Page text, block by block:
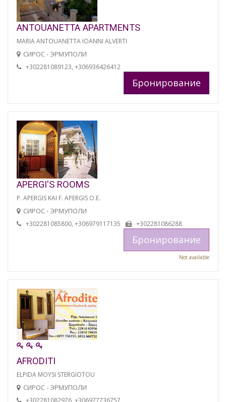
ANTOUANETTA APARTMENTS
MARIA ANTOUANETTA IOANNI ALVERTI
СИРОС - ЭРМУПОЛИ
+302281089123, +306936426412
Бронирование
APERGI'S ROOMS
P. APERGIS KAI F. APERGIS O.E.
СИРОС - ЭРМУПОЛИ
+302281085800, +306979117135 +302281086288
Бронирование
Not available
AFRODITI
ELPIDA MOYSI STERGIOTOU
СИРОС - ЭРМУПОЛИ
+302281082976, +306977736757